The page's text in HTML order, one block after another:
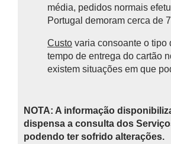
média, pedidos normais
Portugal demoram cerca de
Custo varia consoante o tipo
tempo de entrega do cartão
existem situações em que
NOTA: A informação
dispensa a consulta dos
podendo ter sofrido alterações.